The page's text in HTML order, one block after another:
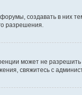
создавать в них
разрешения.
может не
свяжитесь с